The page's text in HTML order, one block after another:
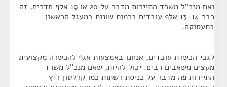
ואם מנכ"ל משרד התיירות מדבר על 20 או 19 אלף חדרים, זה
כבר 13-14 אלף עובדים ברמות שונות במעגל הראשון
בתעסוקה.
לגבי הכשרת עובדים, אנחנו באמצעות אגף להכשרה מקצועית
מקצים משאבים רבים. יכול להיות, שאם מנכ"ל משרד
התיירות פה מדבר על כניסת רשתות כמו קרלטון ריץ